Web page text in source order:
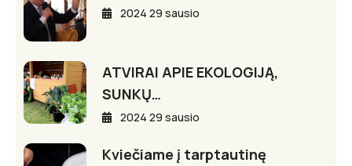
2024 29 sausio
ATVIRAI APIE EKOLOGIJĄ,
SUNKŲ…
2024 29 sausio
Kviečiame į tarptautinę